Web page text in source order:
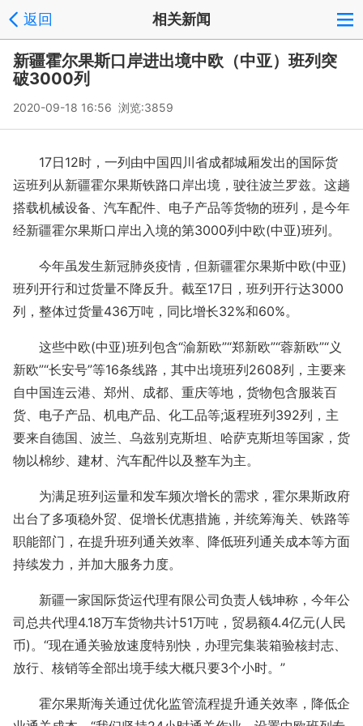
返回 相关新闻
新疆霍尔果斯口岸进出境中欧（中亚）班列突
破3000列
2020-09-18 16:56 浏览:3859
17日12时，一列由中国四川省成都城厢发出的国际货
运班列从新疆霍尔果斯铁路口岸出境，驶往波兰罗兹。这趟
搭载机械设备、汽车配件、电子产品等货物的班列，是今年
经新疆霍尔果斯口岸出入境的第3000列中欧(中亚)班列。
今年虽发生新冠肺炎疫情，但新疆霍尔果斯中欧(中亚)
班列开行和过货量不降反升。截至17日，班列开行达3000
列，整体过货量436万吨，同比增长32%和60%。
这些中欧(中亚)班列包含“渝新欧”“郑新欧”“蓉新欧”“义
新欧”“长安号”等16条线路，其中出境班列2608列，主要来
自中国连云港、郑州、成都、重庆等地，货物包含服装百
货、电子产品、机电产品、化工品等;返程班列392列，主
要来自德国、波兰、乌兹别克斯坦、哈萨克斯坦等国家，货
物以棉纱、建材、汽车配件以及整车为主。
为满足班列运量和发车频次增长的需求，霍尔果斯政府
出台了多项稳外贸、促增长优惠措施，并统筹海关、铁路等
职能部门，在提升班列通关效率、降低班列通关成本等方面
持续发力，并加大服务力度。
新疆一家国际货运代理有限公司负责人钱坤称，今年公
司总共代理4.18万车货物共计51万吨，贸易额4.4亿元(人民
币)。“现在通关验放速度特别快，办理完集装箱验核封志、
放行、核销等全部出境手续大概只要3个小时。”
霍尔果斯海关通过优化监管流程提升通关效率，降低企